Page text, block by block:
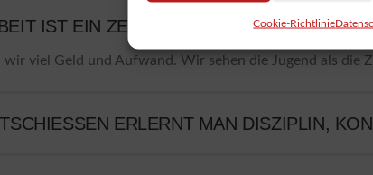
Cookie-Richtlinie
IST EIN ZENTRALER PUNKT UNSERER
wir viel Geld und Aufwand. Wir sehen die Jugend als die
ERLERNT MAN DISZIPLIN,